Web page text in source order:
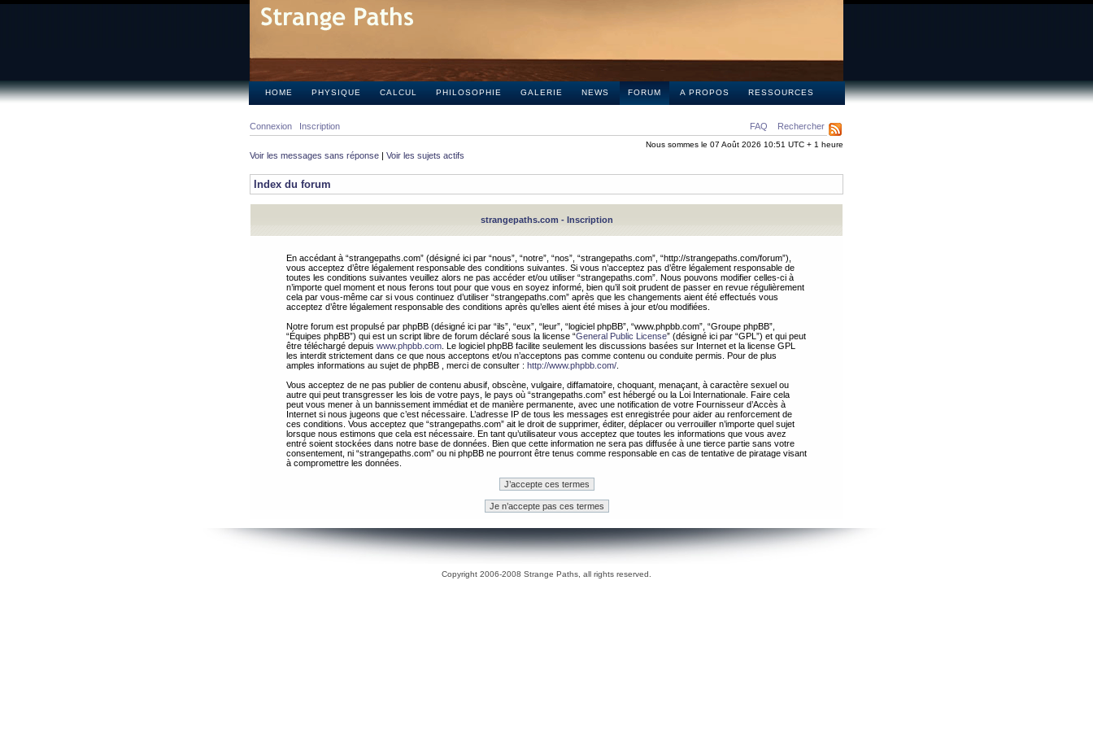
HOME PHYSIQUE CALCUL PHILOSOPHIE GALERIE NEWS FORUM A PROPOS RESSOURCES
FAQ Rechercher
Connexion Inscription
Nous sommes le 07 Août 2026 10:51 UTC + 1 heure
Voir les messages sans réponse | Voir les sujets actifs
Index du forum
strangepaths.com - Inscription
En accédant à “strangepaths.com” (désigné ici par “nous”, “notre”, “nos”, “strangepaths.com”, “http://strangepaths.com/forum”),
vous acceptez d’être légalement responsable des conditions suivantes. Si vous n’acceptez pas d’être légalement responsable de
toutes les conditions suivantes veuillez alors ne pas accéder et/ou utiliser “strangepaths.com”. Nous pouvons modifier celles-ci à
n’importe quel moment et nous ferons tout pour que vous en soyez informé, bien qu’il soit prudent de passer en revue régulièrement
cela par vous-même car si vous continuez d’utiliser “strangepaths.com” après que les changements aient été effectués vous
acceptez d’être légalement responsable des conditions après qu’elles aient été mises à jour et/ou modifiées.
Notre forum est propulsé par phpBB (désigné ici par “ils”, “eux”, “leur”, “logiciel phpBB”, “www.phpbb.com”, “Groupe phpBB”,
“Équipes phpBB”) qui est un script libre de forum déclaré sous la license “General Public License” (désigné ici par “GPL”) et qui peut
être téléchargé depuis www.phpbb.com . Le logiciel phpBB facilite seulement les discussions basées sur Internet et la license GPL
les interdit strictement dans ce que nous acceptons et/ou n’acceptons pas comme contenu ou conduite permis. Pour de plus
amples informations au sujet de phpBB , merci de consulter : http://www.phpbb.com/
Vous acceptez de ne pas publier de contenu abusif, obscène, vulgaire, diffamatoire, choquant, menaçant, à caractère sexuel ou
autre qui peut transgresser les lois de votre pays, le pays où “strangepaths.com” est hébergé ou la Loi Internationale. Faire cela
peut vous mener à un bannissement immédiat et de manière permanente, avec une notification de votre Fournisseur d’Accès à
Internet si nous jugeons que c’est nécessaire. L’adresse IP de tous les messages est enregistrée pour aider au renforcement de
ces conditions. Vous acceptez que “strangepaths.com” ait le droit de supprimer, éditer, déplacer ou verrouiller n’importe quel sujet
lorsque nous estimons que cela est nécessaire. En tant qu’utilisateur vous acceptez que toutes les informations que vous avez
entré soient stockées dans notre base de données. Bien que cette information ne sera pas diffusée à une tierce partie sans votre
consentement, ni “strangepaths.com” ou ni phpBB ne pourront être tenus comme responsable en cas de tentative de piratage visant
à compromettre les données.
Copyright 2006-2008 Strange Paths, all rights reserved.